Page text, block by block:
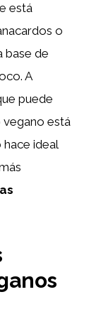
está
o
base de
A
puede
vegano está
ideal